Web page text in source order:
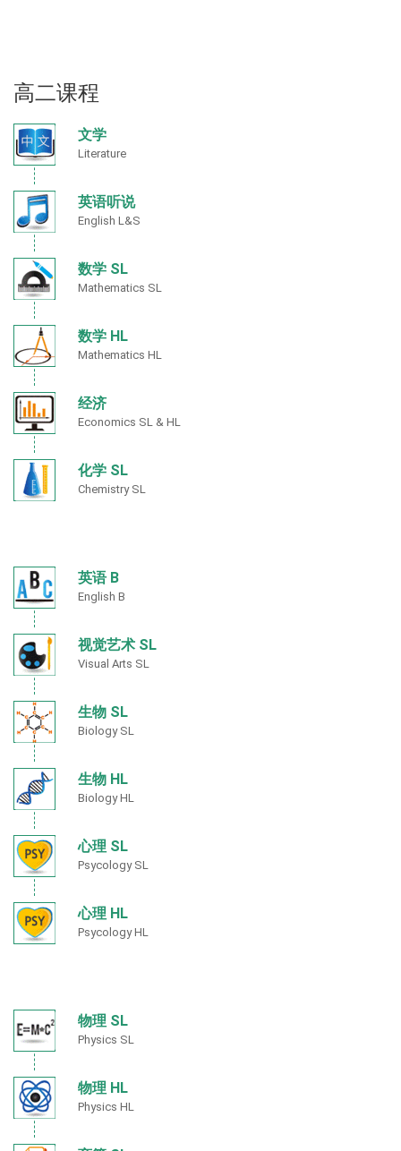
高二课程
文学
Literature
英语听说
English L&S
数学 SL
Mathematics SL
数学 HL
Mathematics HL
经济
Economics SL & HL
化学 SL
Chemistry SL
英语 B
English B
视觉艺术 SL
Visual Arts SL
生物 SL
Biology SL
生物 HL
Biology HL
心理 SL
Psycology SL
心理 HL
Psycology HL
物理 SL
Physics SL
物理 HL
Physics HL